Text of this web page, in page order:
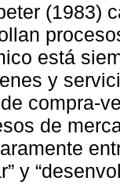
(1983)
está
y
compra-
de
y